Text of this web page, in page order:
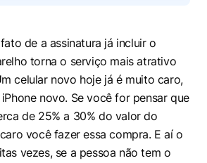
de a assinatura já incluir o
torna o serviço mais atrativo
celular novo hoje já é muito caro,
novo. Se você for pensar que
de 25% a 30% do valor do
você fazer essa compra. E aí o
vezes, se a pessoa não tem o